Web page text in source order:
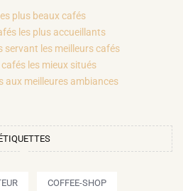
plus beaux cafés
les plus accueillants
servant les meilleurs cafés
les mieux situés
aux meilleures ambiances
COFFEE-SHOP